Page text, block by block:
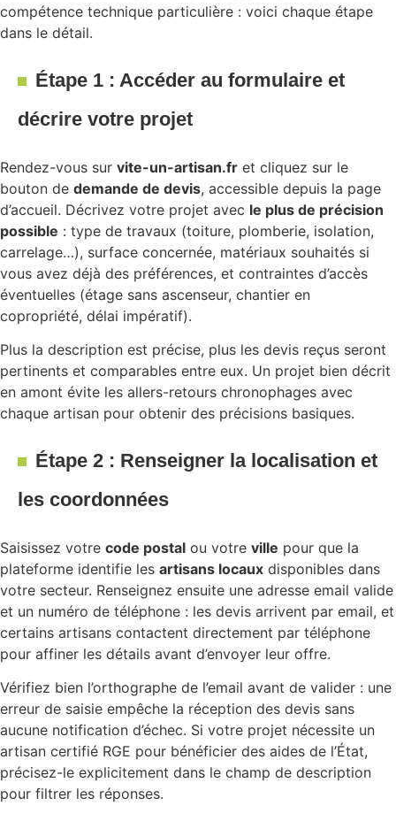
compétence technique particulière : voici chaque étape
dans le détail.
Étape 1 : Accéder au formulaire et
décrire votre projet
Rendez-vous sur vite-un-artisan.fr et cliquez sur le
bouton de demande de devis, accessible depuis la page
d’accueil. Décrivez votre projet avec le plus de précision
possible : type de travaux (toiture, plomberie, isolation,
carrelage…), surface concernée, matériaux souhaités si
vous avez déjà des préférences, et contraintes d’accès
éventuelles (étage sans ascenseur, chantier en
copropriété, délai impératif).
Plus la description est précise, plus les devis reçus seront
pertinents et comparables entre eux. Un projet bien décrit
en amont évite les allers-retours chronophages avec
chaque artisan pour obtenir des précisions basiques.
Étape 2 : Renseigner la localisation et
les coordonnées
Saisissez votre code postal ou votre ville pour que la
plateforme identifie les artisans locaux disponibles dans
votre secteur. Renseignez ensuite une adresse email valide
et un numéro de téléphone : les devis arrivent par email, et
certains artisans contactent directement par téléphone
pour affiner les détails avant d’envoyer leur offre.
Vérifiez bien l’orthographe de l’email avant de valider : une
erreur de saisie empêche la réception des devis sans
aucune notification d’échec. Si votre projet nécessite un
artisan certifié RGE pour bénéficier des aides de l’État,
précisez-le explicitement dans le champ de description
pour filtrer les réponses.